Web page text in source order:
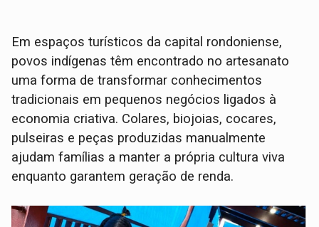
Em espaços turísticos da capital rondoniense,
povos indígenas têm encontrado no artesanato
uma forma de transformar conhecimentos
tradicionais em pequenos negócios ligados à
economia criativa. Colares, biojoias, cocares,
pulseiras e peças produzidas manualmente
ajudam famílias a manter a própria cultura viva
enquanto garantem geração de renda.